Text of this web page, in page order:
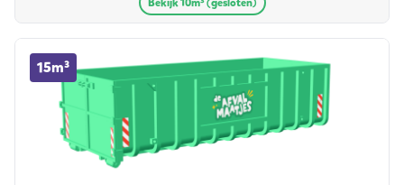
15m³
15m³ container huren